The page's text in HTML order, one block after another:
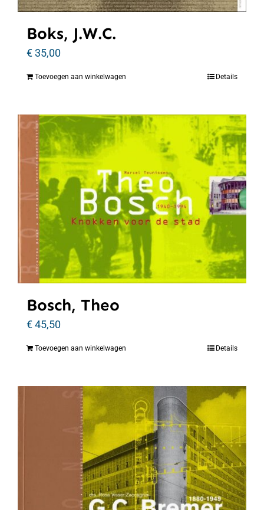
Boks, J.W.C.
€35,00
Toevoegen aan winkelwagen Details
Bosch, Theo
€45,50
Toevoegen aan winkelwagen Details